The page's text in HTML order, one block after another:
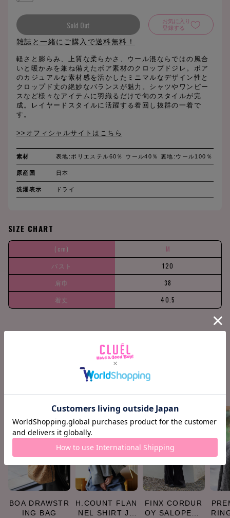
Sold Out
お気に入り
登録する
雑誌と一緒にご購入で送料無料！
軽さと膨らみ、上質な柔らかさ、ウール混ならではの風合
いと暖かみを兼ね備えたボア素材のクロップドジレ。ボア
のカジュアルな素材感を活かしたミニマルなデザイン性と
クロップド丈の絶妙なバランスが魅力。シャツやワンピー
スなど様々なアイテムに羽織るだけで旬のスタイルが完
成。レイヤードスタイルに活躍する着回し抜群の一着で
す。
>>オフィシャルサイトはこちら
素材 表地:ポリエステル60％ ウール40％ 裏地:ウール100％
原産国 日本
洗濯表示 ドライ
SIZE CHART
(cm)
M
バスト
120
肩巾
38
着丈
40.5
Waist -1cm
COORDINATE ITEMS
BOA DRAWSTR
ING BAG
H.COUNT FLAN
NEL SHIRT JA
FINX CORDUR
OY SALOPETT